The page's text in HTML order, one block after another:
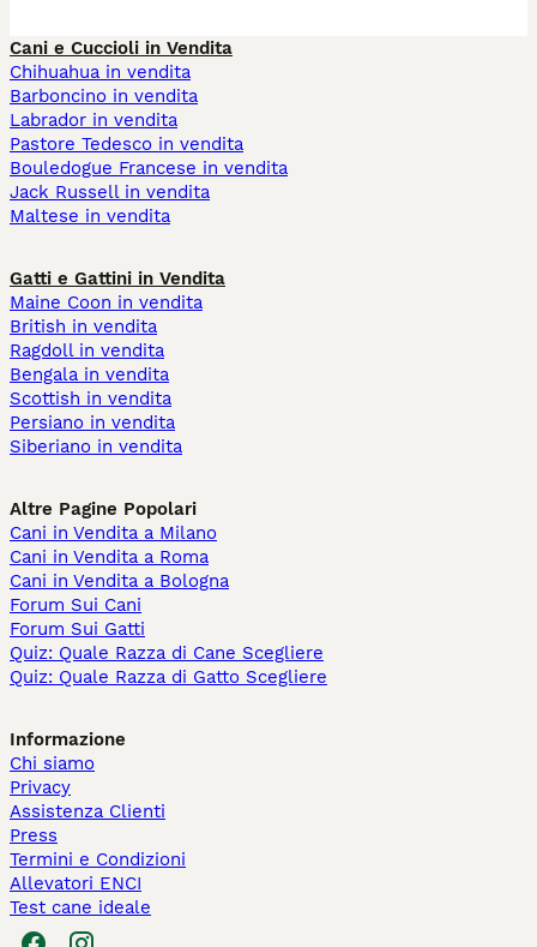
Cani e Cuccioli in Vendita
Chihuahua in vendita
Barboncino in vendita
Labrador in vendita
Pastore Tedesco in vendita
Bouledogue Francese in vendita
Jack Russell in vendita
Maltese in vendita
Gatti e Gattini in Vendita
Maine Coon in vendita
British in vendita
Ragdoll in vendita
Bengala in vendita
Scottish in vendita
Persiano in vendita
Siberiano in vendita
Altre Pagine Popolari
Cani in Vendita a Milano
Cani in Vendita a Roma
Cani in Vendita a Bologna
Forum Sui Cani
Forum Sui Gatti
Quiz: Quale Razza di Cane Scegliere
Quiz: Quale Razza di Gatto Scegliere
Informazione
Chi siamo
Privacy
Assistenza Clienti
Press
Termini e Condizioni
Allevatori ENCI
Test cane ideale